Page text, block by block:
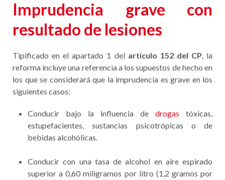
Imprudencia grave con
resultado de lesiones
Tipificado en el apartado 1 del artículo 152 del CP, la
reforma incluye una referencia a los supuestos de hecho en
los que se considerará que la imprudencia es grave en los
siguientes casos:
Conducir bajo la influencia de drogas tóxicas,
estupefacientes, sustancias psicotrópicas o de
bebidas alcohólicas.
Conducir con una tasa de alcohol en aire espirado
superior a 0,60 miligramos por litro (1,2 gramos por